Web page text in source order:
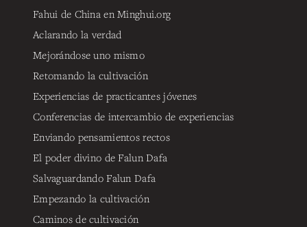
Fahui de China en Minghui.org
Aclarando la verdad
Mejorándose uno mismo
Retomando la cultivación
Experiencias de practicantes jóvenes
Conferencias de intercambio de experiencias
Enviando pensamientos rectos
El poder divino de Falun Dafa
Salvaguardando Falun Dafa
Empezando la cultivación
Caminos de cultivación